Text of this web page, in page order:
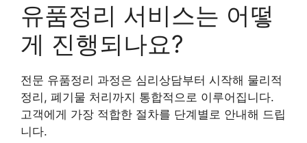
유품정리 서비스는 어떻
게 진행되나요?
전문 유품정리 과정은 심리상담부터 시작해 물리적
정리, 폐기물 처리까지 통합적으로 이루어집니다.
고객에게 가장 적합한 절차를 단계별로 안내해 드립
니다.